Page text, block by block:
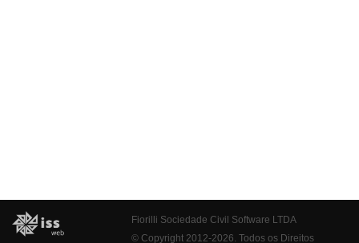
Fiorilli Sociedade Civil Software LTDA
© Copyright 2012-2026. Todos os Direitos